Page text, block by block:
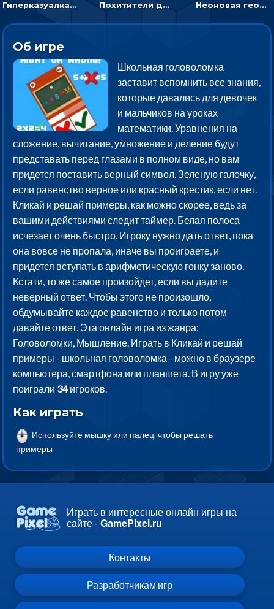
Гиперказуалка Летающая чашка кофе: двигаться и собирать кубики сахара Похитители денег: управляйте друзьями и соберите все мешки с долларами Неоновая геометрия: прыгай через препятствия и собирай шары
Об игре
Школьная головоломка
заставит вспомнить все знания,
которые давались для девочек
и мальчиков на уроках
математики. Уравнения на
сложение, вычитание, умножение и деление будут
представать перед глазами в полном виде, но вам
придется поставить верный символ. Зеленую галочку,
если равенство верное или красный крестик, если нет.
Кликай и решай примеры, как можно скорее, ведь за
вашими действиями следит таймер. Белая полоса
исчезает очень быстро. Игроку нужно дать ответ, пока
она вовсе не пропала, иначе вы проиграете, и
придется вступать в арифметическую гонку заново.
Кстати, то же самое произойдет, если вы дадите
неверный ответ. Чтобы этого не произошло,
обдумывайте каждое равенство и только потом
давайте ответ. Эта онлайн игра из жанра:
Головоломки, Мышление. Играть в Кликай и решай
примеры - школьная головоломка - можно в браузере
компьютера, смартфона или планшета. В игру уже
поиграли 34игроков.
Как играть
Используйте мышку или палец, чтобы решать
примеры
Играть в интересные онлайн игры на
сайте -GamePixel.ru
Контакты
Разработчикам игр